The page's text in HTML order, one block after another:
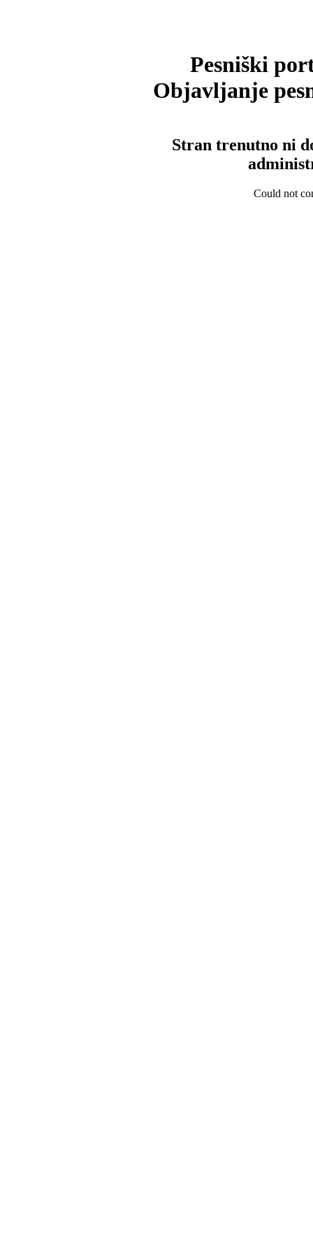
Pesniški
Objavljanje
Stran trenutno ni
Could not